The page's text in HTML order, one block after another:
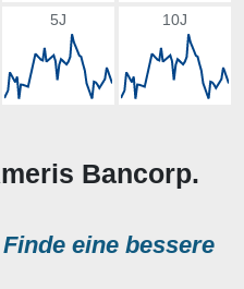
5J 10J
Bancorp.
eine bessere